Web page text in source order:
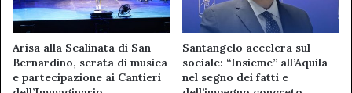
Arisa alla Scalinata di San
Bernardino, serata di musica
e partecipazione ai Cantieri
Santangelo accelera sul
sociale: “Insieme” all’Aquila
nel segno dei fatti e